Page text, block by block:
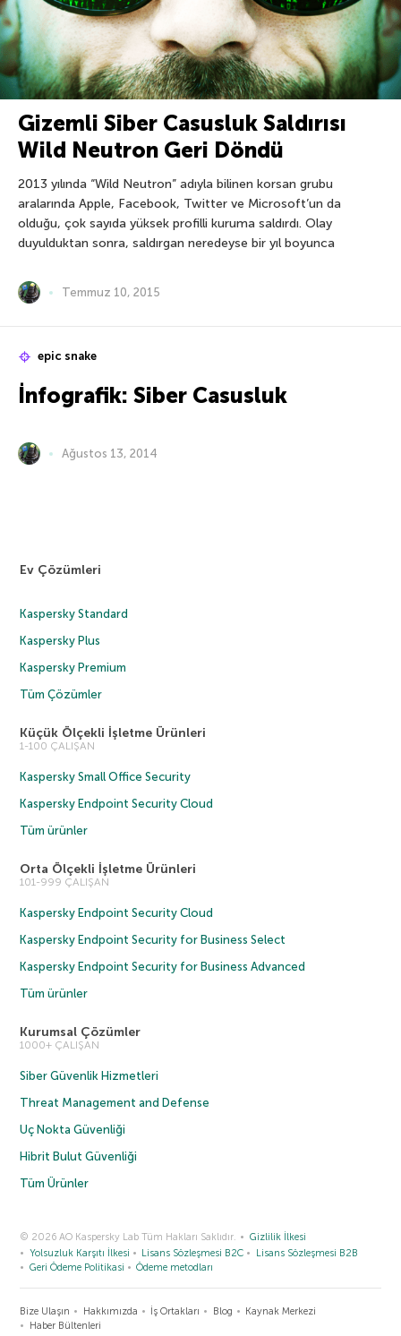
Gizemli Siber Casusluk Saldırısı
Wild Neutron Geri Döndü
2013 yılında “Wild Neutron” adıyla bilinen korsan grubu
aralarında Apple, Facebook, Twitter ve Microsoft’un da
olduğu, çok sayıda yüksek profilli kuruma saldırdı. Olay
duyulduktan sonra, saldırgan neredeyse bir yıl boyunca
Temmuz 10, 2015
epic snake
İnfografik: Siber Casusluk
Ağustos 13, 2014
Ev Çözümleri
Kaspersky Standard
Kaspersky Plus
Kaspersky Premium
Tüm Çözümler
Küçük Ölçekli İşletme Ürünleri
1-100 ÇALIŞAN
Kaspersky Small Office Security
Kaspersky Endpoint Security Cloud
Tüm ürünler
Orta Ölçekli İşletme Ürünleri
101-999 ÇALIŞAN
Kaspersky Endpoint Security Cloud
Kaspersky Endpoint Security for Business Select
Kaspersky Endpoint Security for Business Advanced
Tüm ürünler
Kurumsal Çözümler
1000+ ÇALIŞAN
Siber Güvenlik Hizmetleri
Threat Management and Defense
Uç Nokta Güvenliği
Hibrit Bulut Güvenliği
Tüm Ürünler
© 2026 AO Kaspersky Lab Tüm Hakları Saklıdır.
Gizlilik İlkesi
Yolsuzluk Karşıtı İlkesi
Lisans Sözleşmesi B2C
Lisans Sözleşmesi B2B
Geri Ödeme Politikasi
Ödeme metodları
Bize Ulaşın Hakkımızda İş Ortakları Blog
Kaynak Merkezi
Haber Bültenleri